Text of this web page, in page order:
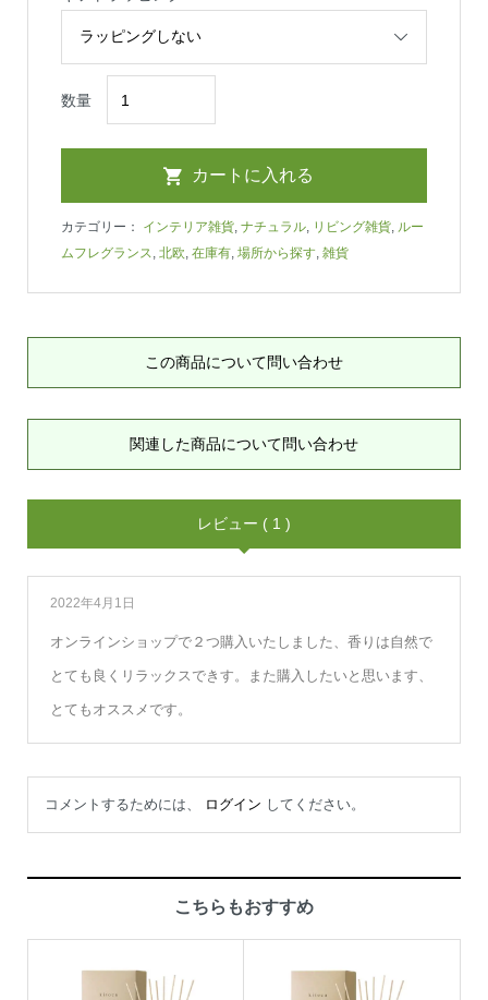
数量
カテゴリー： インテリア雑貨, ナチュラル, リビング雑貨, ルー
ムフレグランス, 北欧, 在庫有, 場所から探す, 雑貨
この商品について問い合わせ
関連した商品について問い合わせ
レビュー ( 1 )
2022年4月1日
オンラインショップで２つ購入いたしました、香りは自然で
とても良くリラックスできす。また購入したいと思います、
とてもオススメです。
コメントするためには、 ログイン してください。
こちらもおすすめ